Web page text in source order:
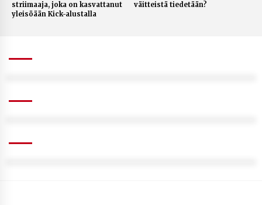
striimaaja, joka on kasvattanut
yleisöään Kick-alustalla
väitteistä tiedetään?